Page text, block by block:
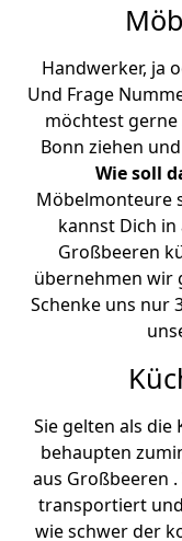
Handwerker, ja
Und Frage
möchtest
Bonn ziehen
Wie soll
Möbelmonteure
kannst Dich
Großbeeren
übernehmen wir
Schenke uns nur
Sie gelten als
behaupten
aus Großbeeren
transportiert
wie schwer der